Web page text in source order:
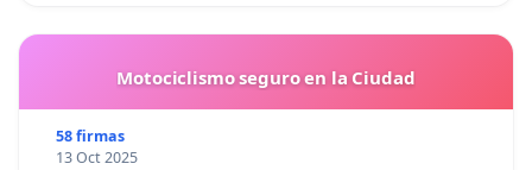
Motociclismo seguro en la Ciudad
58 firmas
13 Oct 2025